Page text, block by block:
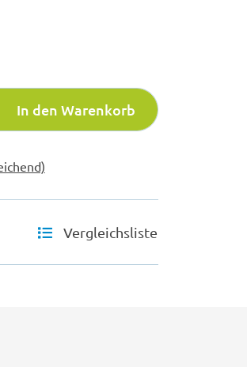
In den Warenkorb
Vergleichsliste